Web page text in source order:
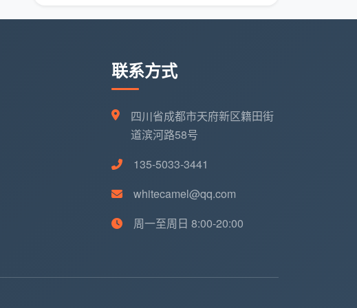
联系方式
四川省成都市天府新区籍田街
道滨河路58号
135-5033-3441
whitecamel@qq.com
周一至周日 8:00-20:00